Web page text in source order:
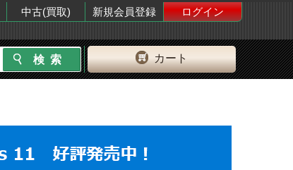
中古(買取) 新規会員登録
ログイン
カート